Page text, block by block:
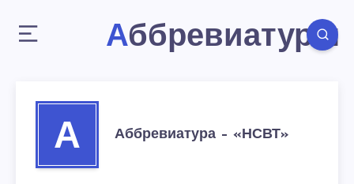
Аббревиатуры
А Аббревиатура – «НСВТ»